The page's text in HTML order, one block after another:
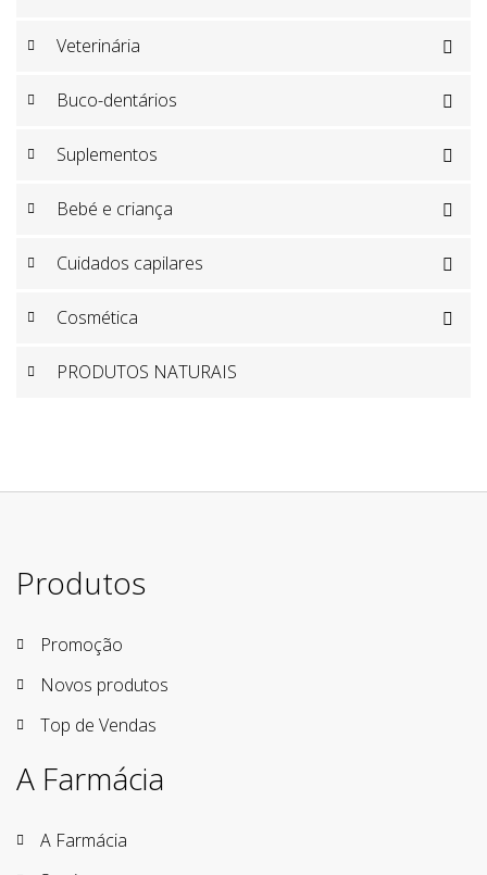
Veterinária 
Buco-dentários 
Suplementos 
Bebé e criança 
Cuidados capilares 
Cosmética 
PRODUTOS NATURAIS
Produtos
Promoção
Novos produtos
Top de Vendas
A Farmácia
A Farmácia